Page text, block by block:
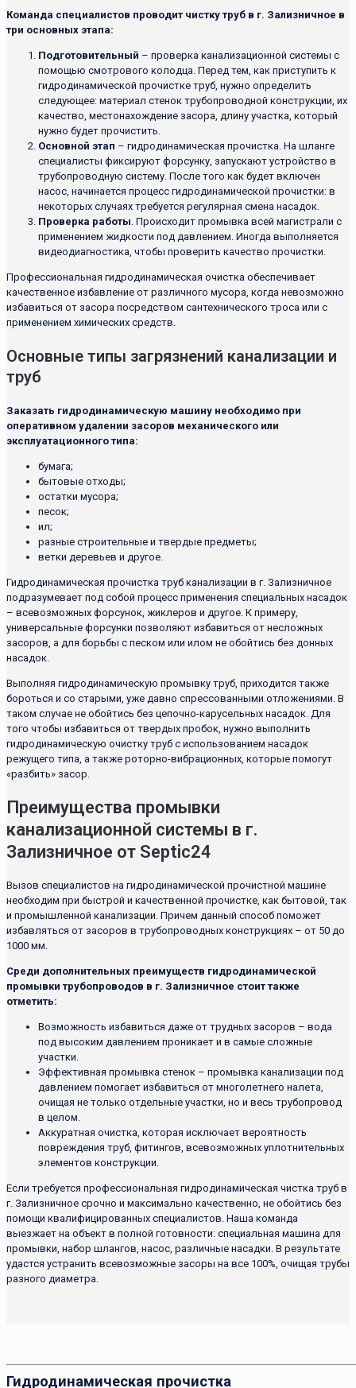
Команда специалистов проводит чистку труб в г. Зализничное в
три основных этапа:
Подготовительный – проверка канализационной системы с
помощью смотрового колодца. Перед тем, как приступить к
гидродинамической прочистке труб, нужно определить
следующее: материал стенок трубопроводной конструкции, их
качество, местонахождение засора, длину участка, который
нужно будет прочистить.
Основной этап – гидродинамическая прочистка. На шланге
специалисты фиксируют форсунку, запускают устройство в
трубопроводную систему. После того как будет включен
насос, начинается процесс гидродинамической прочистки: в
некоторых случаях требуется регулярная смена насадок.
Проверка работы. Происходит промывка всей магистрали с
применением жидкости под давлением. Иногда выполняется
видеодиагностика, чтобы проверить качество прочистки.
Профессиональная гидродинамическая очистка обеспечивает
качественное избавление от различного мусора, когда невозможно
избавиться от засора посредством сантехнического троса или с
применением химических средств.
Основные типы загрязнений канализации и
труб
Заказать гидродинамическую машину необходимо при
оперативном удалении засоров механического или
эксплуатационного типа:
бумага;
бытовые отходы;
остатки мусора;
песок;
ил;
разные строительные и твердые предметы;
ветки деревьев и другое.
Гидродинамическая прочистка труб канализации в г. Зализничное
подразумевает под собой процесс применения специальных насадок
– всевозможных форсунок, жиклеров и другое. К примеру,
универсальные форсунки позволяют избавиться от несложных
засоров, а для борьбы с песком или илом не обойтись без донных
насадок.
Выполняя гидродинамическую промывку труб, приходится также
бороться и со старыми, уже давно спрессованными отложениями. В
таком случае не обойтись без цепочно-карусельных насадок. Для
того чтобы избавиться от твердых пробок, нужно выполнить
гидродинамическую очистку труб с использованием насадок
режущего типа, а также роторно-вибрационных, которые помогут
«разбить» засор.
Преимущества промывки
канализационной системы в г.
Зализничное от Septic24
Вызов специалистов на гидродинамической прочистной машине
необходим при быстрой и качественной прочистке, как бытовой, так
и промышленной канализации. Причем данный способ поможет
избавляться от засоров в трубопроводных конструкциях – от 50 до
1000 мм.
Среди дополнительных преимуществ гидродинамической
промывки трубопроводов в г. Зализничное стоит также
отметить:
Возможность избавиться даже от трудных засоров – вода
под высоким давлением проникает и в самые сложные
участки.
Эффективная промывка стенок – промывка канализации под
давлением помогает избавиться от многолетнего налета,
очищая не только отдельные участки, но и весь трубопровод
в целом.
Аккуратная очистка, которая исключает вероятность
повреждения труб, фитингов, всевозможных уплотнительных
элементов конструкции.
Если требуется профессиональная гидродинамическая чистка труб в
г. Зализничное срочно и максимально качественно, не обойтись без
помощи квалифицированных специалистов. Наша команда
выезжает на объект в полной готовности: специальная машина для
промывки, набор шлангов, насос, различные насадки. В результате
удастся устранить всевозможные засоры на все 100%, очищая трубы
разного диаметра.
Гидродинамическая прочистка